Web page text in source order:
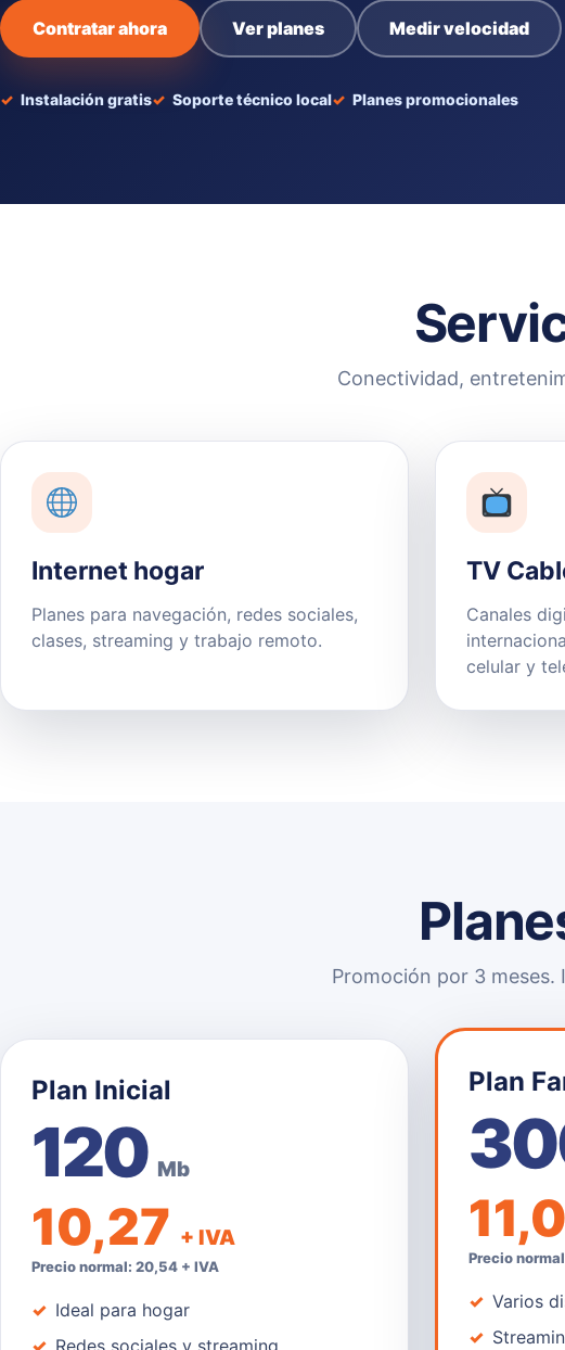
Contratar ahora Ver planes Medir velocidad
Instalación gratis Soporte técnico local Planes promocionales
Conectividad,
Internet hogar
Planes para navegación, redes sociales,
clases, streaming y trabajo remoto.
TV
Canales
celular y
Promoción por 3 meses.
Plan Inicial
120 Mb
10,27 + IVA
Precio normal: 20,54 + IVA
Ideal para hogar
Redes sociales y streaming
Plan
Precio
Varios